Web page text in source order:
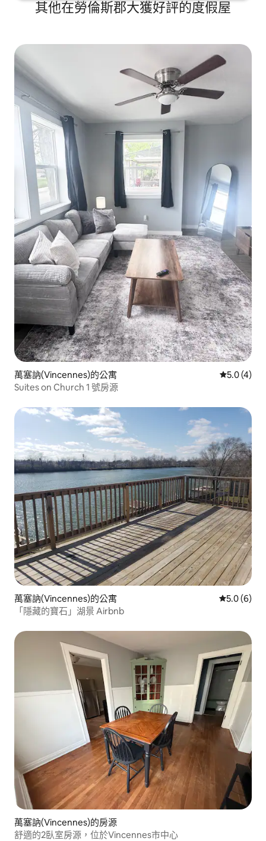
其他在勞倫斯郡大獲好評的度假屋
萬塞訥(Vincennes)的公寓 從 4 則評
5.0 (4)
Suites on Church 1 號房源
萬塞訥(Vincennes)的公寓 從 6 則評
5.0 (6)
「隱藏的寶石」湖景 Airbnb
萬塞訥(Vincennes)的房源
舒適的2臥室房源，位於Vincennes市中心